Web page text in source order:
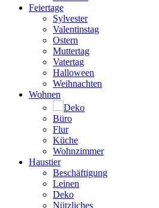
Feiertage
Sylvester
Valentinstag
Ostern
Muttertag
Vatertag
Halloween
Weihnachten
Wohnen
Deko
Büro
Flur
Küche
Wohnzimmer
Haustier
Beschäftigung
Leinen
Deko
Nützliches